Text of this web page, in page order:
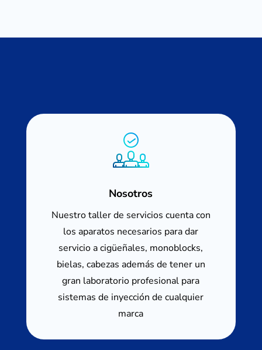
Nosotros
Nuestro taller de servicios cuenta con
los aparatos necesarios para dar
servicio a cigüeñales, monoblocks,
bielas, cabezas además de tener un
gran laboratorio profesional para
sistemas de inyección de cualquier
marca